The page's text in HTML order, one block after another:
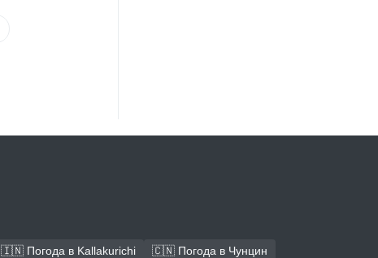
🇮🇳 Погода в Kallakurichi
🇨🇳 Погода в Чунцин